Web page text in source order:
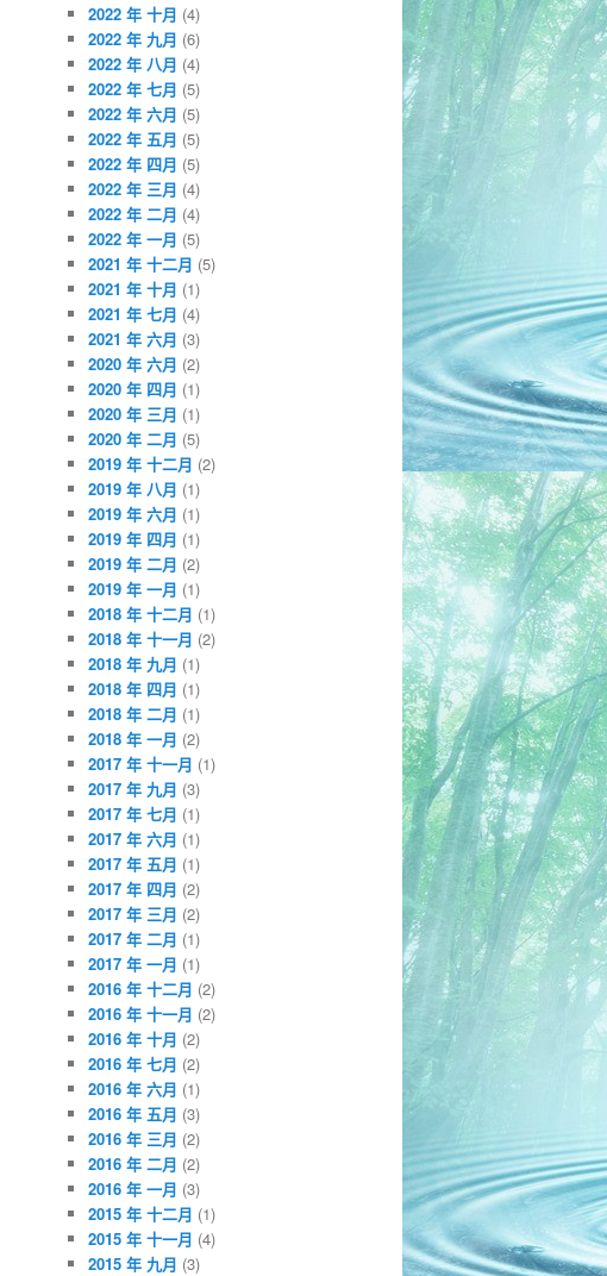
2022 年 十月 (4)
2022 年 九月 (6)
2022 年 八月 (4)
2022 年 七月 (5)
2022 年 六月 (5)
2022 年 五月 (5)
2022 年 四月 (5)
2022 年 三月 (4)
2022 年 二月 (4)
2022 年 一月 (5)
2021 年 十二月 (5)
2021 年 十月 (1)
2021 年 七月 (4)
2021 年 六月 (3)
2020 年 六月 (2)
2020 年 四月 (1)
2020 年 三月 (1)
2020 年 二月 (5)
2019 年 十二月 (2)
2019 年 八月 (1)
2019 年 六月 (1)
2019 年 四月 (1)
2019 年 二月 (2)
2019 年 一月 (1)
2018 年 十二月 (1)
2018 年 十一月 (2)
2018 年 九月 (1)
2018 年 四月 (1)
2018 年 二月 (1)
2018 年 一月 (2)
2017 年 十一月 (1)
2017 年 九月 (3)
2017 年 七月 (1)
2017 年 六月 (1)
2017 年 五月 (1)
2017 年 四月 (2)
2017 年 三月 (2)
2017 年 二月 (1)
2017 年 一月 (1)
2016 年 十二月 (2)
2016 年 十一月 (2)
2016 年 十月 (2)
2016 年 七月 (2)
2016 年 六月 (1)
2016 年 五月 (3)
2016 年 三月 (2)
2016 年 二月 (2)
2016 年 一月 (3)
2015 年 十二月 (1)
2015 年 十一月 (4)
2015 年 九月 (3)